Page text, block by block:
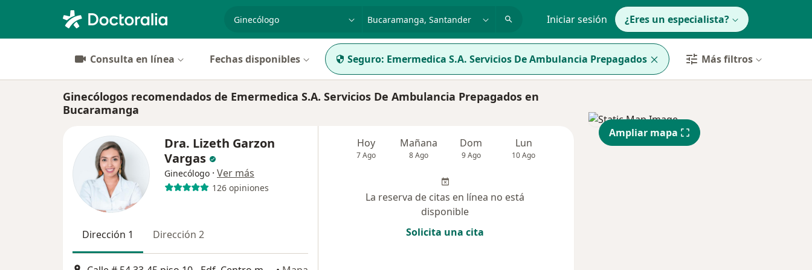
especialidad, enfermedad o nombre Iniciar sesión ¿Eres un especialista?
Consulta en línea Fechas disponibles Seguro: Emermedica S.A. Servicios De Ambulancia Prepagados Más filtros
Ginecólogos recomendados de Emermedica S.A. Servicios De Ambulancia Prepagados en
Bucaramanga
Dra. Lizeth Garzon
Vargas
Ginecólogo · Ver más
126 opiniones
Dirección 1 Dirección 2
Hoy
7 Ago
Mañana
8 Ago
Dom
9 Ago
Lun
10 Ago
Mié Jue
La reserva de citas en línea no está
disponible
Solicita una cita
Ampliar mapa